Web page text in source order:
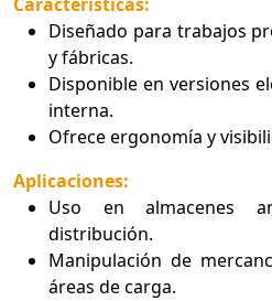
Diseñado para trabajos
y fábricas.
Disponible en versiones
interna.
Ofrece ergonomía y
Aplicaciones:
Uso en almacenes
distribución.
Manipulación de
áreas de carga.